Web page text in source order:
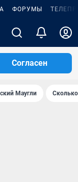
ФОРУМЫ
Согласен
Маугли